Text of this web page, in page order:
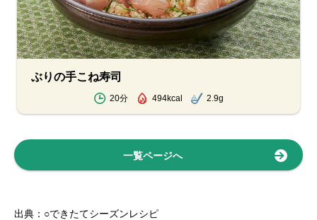
ぶりの手こね寿司
20分 494kcal 2.9g
一覧ページへ
出典：○できたてシーズンレシピ